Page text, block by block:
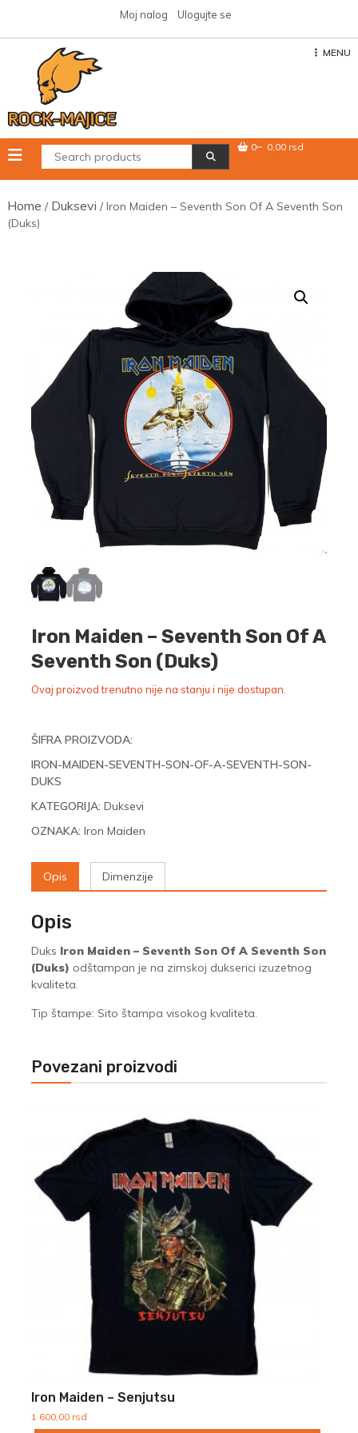
content
Moj nalog Ulogujte se
MENU
0 0,00 rsd
Home / Duksevi / Iron Maiden – Seventh Son Of A Seventh Son
(Duks)
Iron Maiden – Seventh Son Of A
Seventh Son (Duks)
Ovaj proizvod trenutno nije na stanju i nije dostupan.
ŠIFRA PROIZVODA:
IRON-MAIDEN-SEVENTH-SON-OF-A-SEVENTH-SON-
DUKS
KATEGORIJA: Duksevi
OZNAKA: Iron Maiden
Opis Dimenzije
Opis
Duks Iron Maiden – Seventh Son Of A Seventh Son
(Duks) odštampan je na zimskoj dukserici izuzetnog
kvaliteta.
Tip štampe: Sito štampa visokog kvaliteta.
Povezani proizvodi
Iron Maiden – Senjutsu
1 600,00 rsd